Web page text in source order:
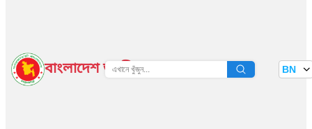
বাংলাদেশ জাতীয় তথ্য বাতায়ন BN